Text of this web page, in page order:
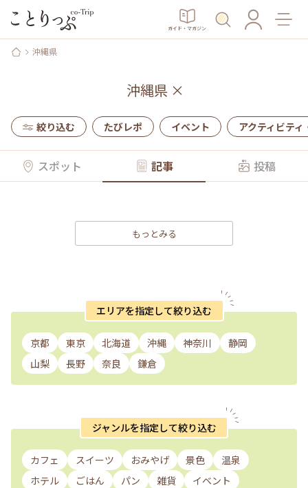
ガイド・マガジン
沖縄県
沖縄県 ×
絞り込む たびレポ イベント アクティビティ
スポット 記事 投稿
もっとみる
エリアを指定して絞り込む
京都 東京 北海道 沖縄 神奈川
静岡
山梨
長野 奈良 鎌倉
ジャンルを指定して絞り込む
カフェ スイーツ おみやげ 景色
温泉
ホテル
ごはん パン 雑貨 イベント